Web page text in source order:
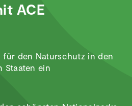
ACE
für den Natur­schutz in den
Staaten ein